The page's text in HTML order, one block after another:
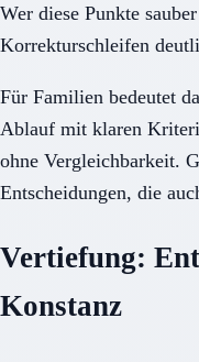
Wer diese Punkte
Korrekturschleifen
Für Familien bedeutet
Ablauf mit klaren
ohne Vergleichbarkeit.
Entscheidungen, die
Vertiefung:
Konstanz